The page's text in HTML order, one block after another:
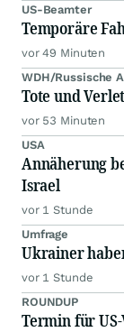
US-Beamter
Temporäre
vor 49 Minuten
WDH/Russische
Tote und
vor 53 Minuten
USA
Annäherung
Israel
vor 1 Stunde
Umfrage
Ukrainer
vor 1 Stunde
ROUNDUP
Termin für